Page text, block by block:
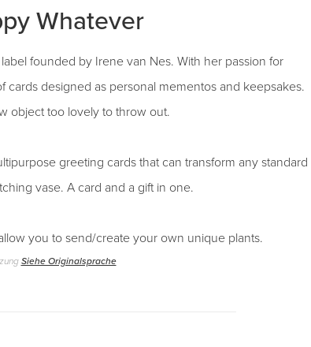
Whatever
founded by Irene van Nes. With her passion for
cards designed as personal mementos and keepsakes.
object too lovely to throw out.
greeting cards that can transform any standard
vase. A card and a gift in one.
you to send/create your own unique plants.
Siehe Originalsprache